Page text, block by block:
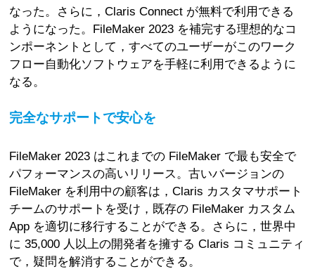
なった。さらに，Claris Connect が無料で利用できる
ようになった。FileMaker 2023 を補完する理想的なコ
ンポーネントとして，すべてのユーザーがこのワーク
フロー自動化ソフトウェアを手軽に利用できるように
なる。
完全なサポートで安心を
FileMaker 2023 はこれまでの FileMaker で最も安全で
パフォーマンスの高いリリース。古いバージョンの
FileMaker を利用中の顧客は，Claris カスタマサポート
チームのサポートを受け，既存の FileMaker カスタム
App を適切に移行することができる。さらに，世界中
に 35,000 人以上の開発者を擁する Claris コミュニティ
で，疑問を解消することができる。